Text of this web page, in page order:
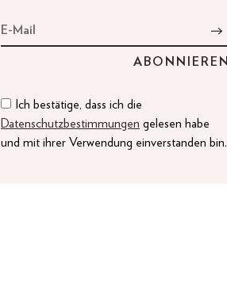
Ich bestätige, dass ich die
Datenschutzbestimmungen gelesen habe
und mit ihrer Verwendung einverstanden bin.